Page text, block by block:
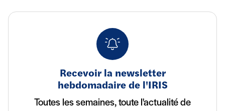
Recevoir la newsletter
hebdomadaire de l'IRIS
Toutes les semaines, toute l'actualité de